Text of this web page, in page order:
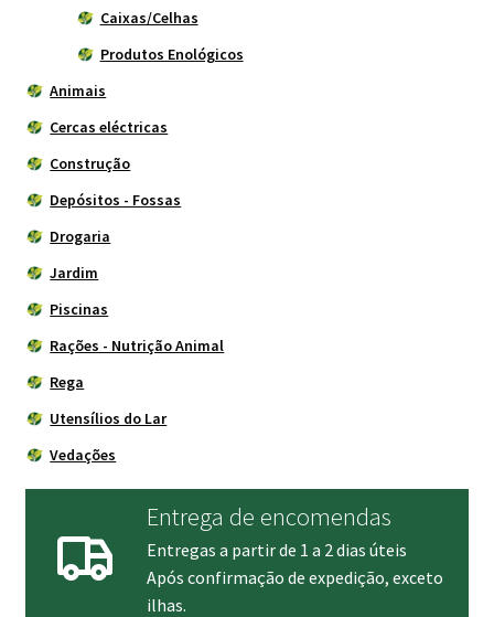
Caixas/Celhas
Produtos Enológicos
Animais
Cercas eléctricas
Construção
Depósitos - Fossas
Drogaria
Jardim
Piscinas
Rações - Nutrição Animal
Rega
Utensílios do Lar
Vedações
Entrega de encomendas
Entregas a partir de 1 a 2 dias úteis
Após confirmação de expedição, exceto
ilhas.